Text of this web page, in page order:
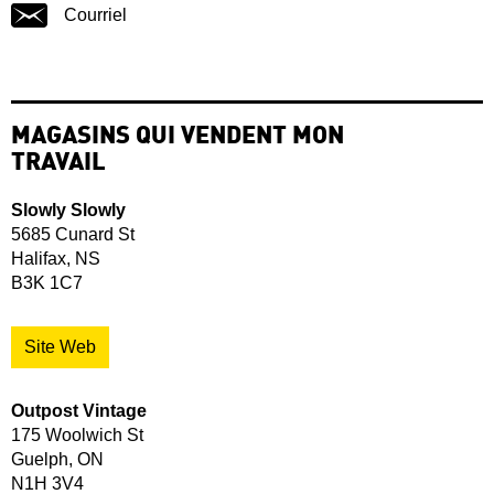
Courriel
MAGASINS QUI VENDENT MON
TRAVAIL
Slowly Slowly
5685 Cunard St
Halifax, NS
B3K 1C7
Site Web
Outpost Vintage
175 Woolwich St
Guelph, ON
N1H 3V4